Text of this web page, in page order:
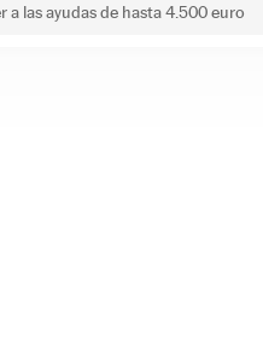
las ayudas de hasta 4.500 euro